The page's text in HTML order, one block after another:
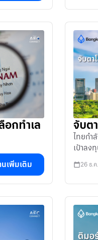
อกทำเล
นเพิ่มเติม
จับต
ไทยกำ
เป้าลง
สำคัญ
26 ธ.